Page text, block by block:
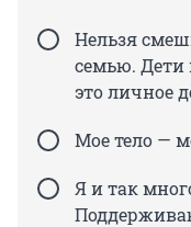
Нельзя
семью. Дети
это личное
Мое тело —
Я и так